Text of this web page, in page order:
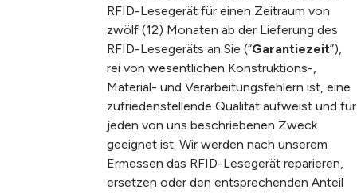
RFID-Lesegerät für einen Zeitraum von
zwölf (12) Monaten ab der Lieferung des
RFID-Lesegeräts an Sie (“Garantiezeit”),
rei von wesentlichen Konstruktions-,
Material- und Verarbeitungsfehlern ist, eine
zufriedenstellende Qualität aufweist und für
jeden von uns beschriebenen Zweck
geeignet ist. Wir werden nach unserem
Ermessen das RFID-Lesegerät reparieren,
ersetzen oder den entsprechenden Anteil